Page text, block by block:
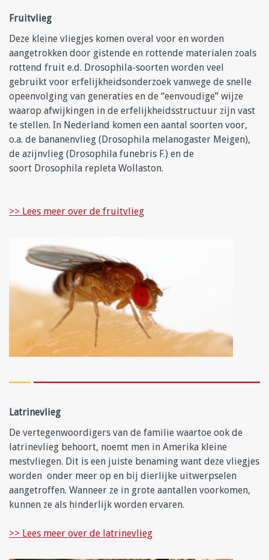
Fruitvlieg
Deze kleine vliegjes komen overal voor en worden
aangetrokken door gistende en rottende materialen zoals
rottend fruit e.d. Drosophila-soorten worden veel
gebruikt voor erfelijkheidsonderzoek vanwege de snelle
opeenvolging van generaties en de “eenvoudige” wijze
waarop afwijkingen in de erfelijkheidsstructuur zijn vast
te stellen. In Nederland komen een aantal soorten voor,
o.a. de bananenvlieg (Drosophila melanogaster Meigen),
de azijnvlieg (Drosophila funebris F.) en de
soort Drosophila repleta Wollaston.
>> Lees meer over de fruitvlieg
Latrinevlieg
De vertegenwoordigers van de familie waartoe ook de
latrinevlieg behoort, noemt men in Amerika kleine
mestvliegen. Dit is een juiste benaming want deze vliegjes
worden onder meer op en bij dierlijke uitwerpselen
aangetroffen. Wanneer ze in grote aantallen voorkomen,
kunnen ze als hinderlijk worden ervaren.
>> Lees meer over de latrinevlieg